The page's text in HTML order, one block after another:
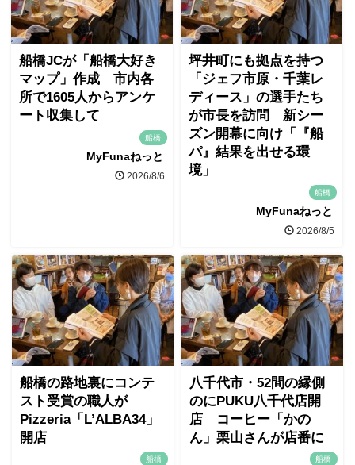
船橋JCが「船橋大好き
マップ」作成 市内各
所で1605人からアンケ
ート収集して
船橋
MyFunaねっと
2026/8/6
坪井町にも拠点を持つ
「ジェフ市原・千葉レ
ディース」の選手たち
が市長を訪問 新シー
ズン開幕に向け「『船
パ』結果を出せる環
境」
船橋
MyFunaねっと
2026/8/5
船橋の路地裏にコンテ
スト受賞の職人が
Pizzeria「L’ALBA34」
開店
船橋
八千代市・52間の縁側
のにPUKU八千代店開
店 コーヒー「かの
ん」栗山さんが店番に
船橋